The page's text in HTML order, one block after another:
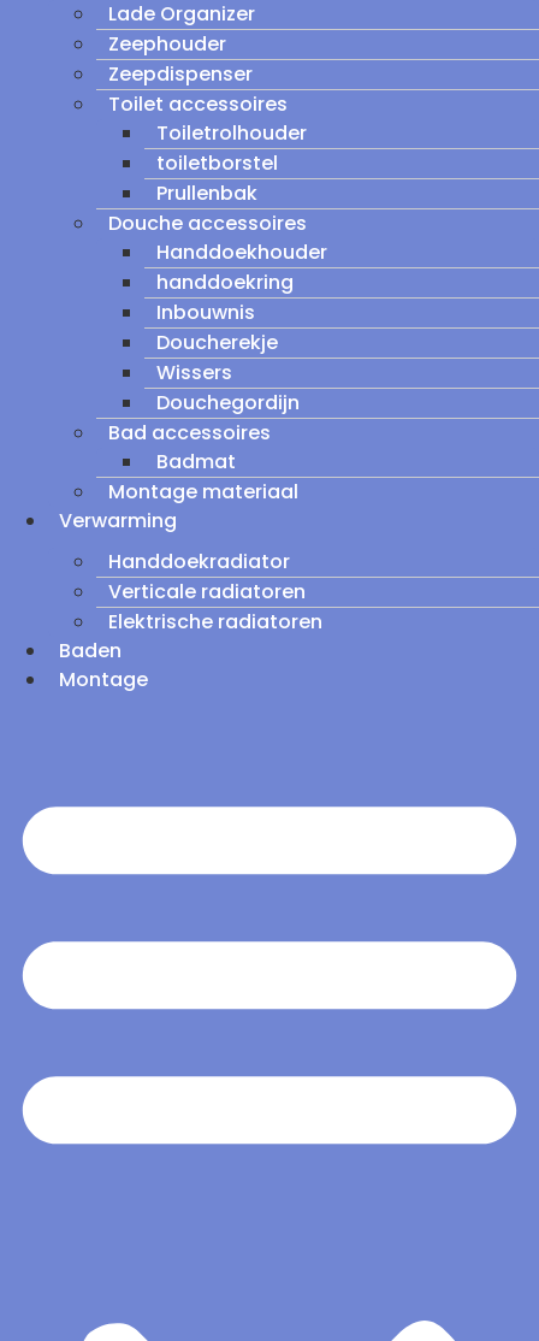
Lade Organizer
Zeephouder
Zeepdispenser
Toilet accessoires
Toiletrolhouder
toiletborstel
Prullenbak
Douche accessoires
Handdoekhouder
handdoekring
Inbouwnis
Doucherekje
Wissers
Douchegordijn
Bad accessoires
Badmat
Montage materiaal
Verwarming
Handdoekradiator
Verticale radiatoren
Elektrische radiatoren
Baden
Montage